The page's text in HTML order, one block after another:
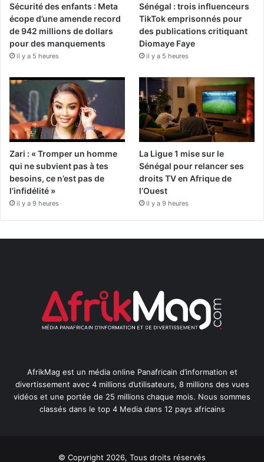
Sécurité des enfants : Meta
écope d’une amende record
de 942 millions de dollars
pour des manquements
il y a 5 heures
Sénégal : trois influenceurs
TikTok emprisonnés pour
des publications critiquant
Diomaye Faye
il y a 5 heures
Zari : « Tromper un homme
qui ne subvient pas à tes
besoins, ce n’est pas de
l’infidélité »
il y a 9 heures
La Ligue 1 mise sur le
Sénégal pour relancer ses
droits TV en Afrique de
l’Ouest
il y a 9 heures
AfrikMag est un média online Panafricain d’information et
divertissement avec 4 millions d’utilisateurs, 8 millions des vues
vidéos et une portée de 25 millions chaque mois. Nous sommes
classés dans le top 4 Media dans 12 pays africains
© Copyright 2026, Tous droits réservés